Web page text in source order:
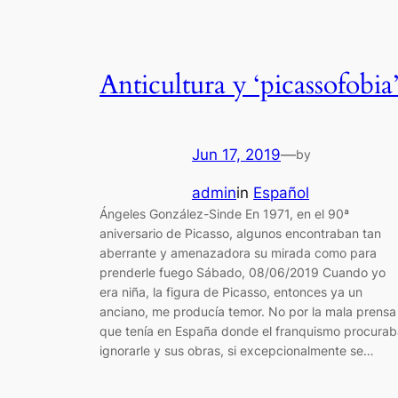
Anticultura y ‘picassofobia’
Jun 17, 2019—by
adminin Español
Ángeles González-Sinde En 1971, en el 90ª
aniversario de Picasso, algunos encontraban tan
aberrante y amenazadora su mirada como para
prenderle fuego Sábado, 08/06/2019 Cuando yo
era niña, la figura de Picasso, entonces ya un
anciano, me producía temor. No por la mala prensa
que tenía en España donde el franquismo
ignorarle y sus obras, si excepcionalmente se…